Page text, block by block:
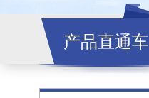
产品直通车